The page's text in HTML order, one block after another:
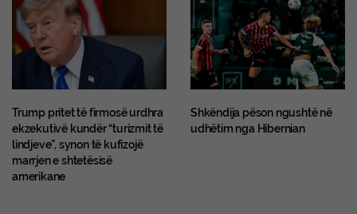
Trump pritet të firmosë urdhra
ekzekutivë kundër “turizmit të
lindjeve”, synon të kufizojë
marrjen e shtetësisë
amerikane
Shkëndija pëson ngushtë në
udhëtim nga Hibernian